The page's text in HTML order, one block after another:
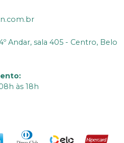
Andar, sala 405 - Centro, Belo
:
às 18h